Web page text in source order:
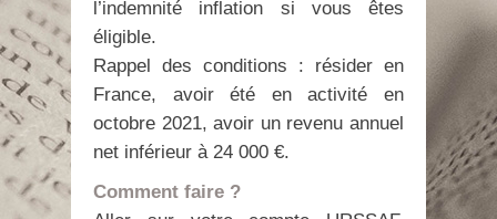
l’indemnité inflation si vous êtes
éligible.
Rappel des conditions : résider en
France, avoir été en activité en
octobre 2021, avoir un revenu annuel
net inférieur à 24 000 €.
Comment faire ?